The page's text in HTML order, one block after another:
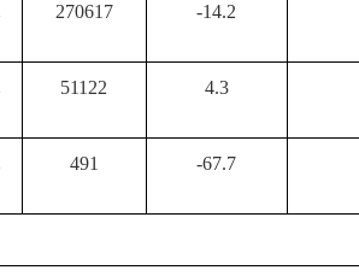
270617 -14.2
51122 4.3
491 -67.7